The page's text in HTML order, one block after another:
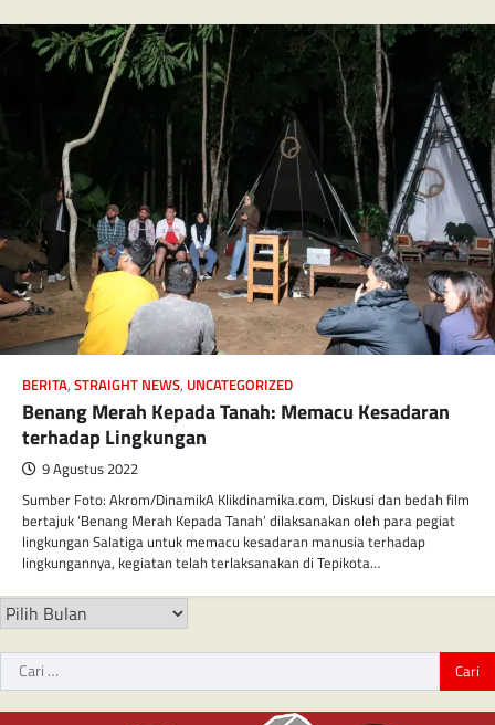
BERITA, STRAIGHT NEWS, UNCATEGORIZED
Benang Merah Kepada Tanah: Memacu Kesadaran
terhadap Lingkungan
9 Agustus 2022
Sumber Foto: Akrom/DinamikA Klikdinamika.com, Diskusi dan bedah film
bertajuk ‘Benang Merah Kepada Tanah’ dilaksanakan oleh para pegiat
lingkungan Salatiga untuk memacu kesadaran manusia terhadap
lingkungannya, kegiatan telah terlaksanakan di Tepikota…